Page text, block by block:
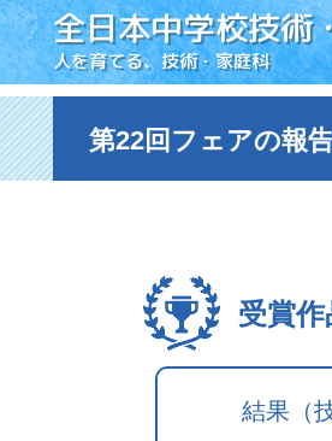
全日本中学校技術
人を育てる、技術・家庭科
第22回フェアの報
受賞作
結果（